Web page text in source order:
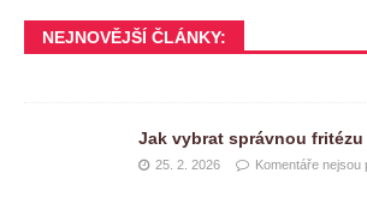
NEJNOVĚJŠÍ ČLÁNKY:
Jak vybrat správnou
25. 2. 2026 Komentáře nejsou